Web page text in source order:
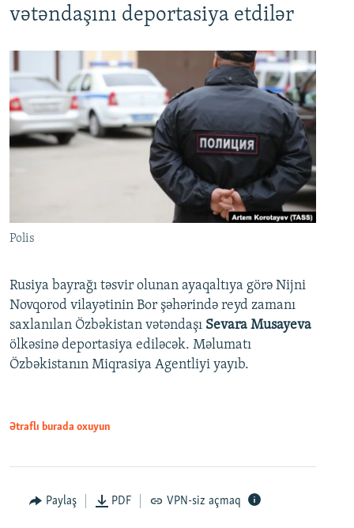
vətəndaşını deportasiya etdilər
Polis
Rusiya bayrağı təsvir olunan ayaqaltıya görə Nijni
Novqorod vilayətinin Bor şəhərində reyd zamanı
saxlanılan Özbəkistan vətəndaşı Sevara Musayeva
ölkəsinə deportasiya ediləcək. Məlumatı
Özbəkistanın Miqrasiya Agentliyi yayıb.
Ətraflı burada oxuyun
Paylaş PDF VPN-siz açmaq